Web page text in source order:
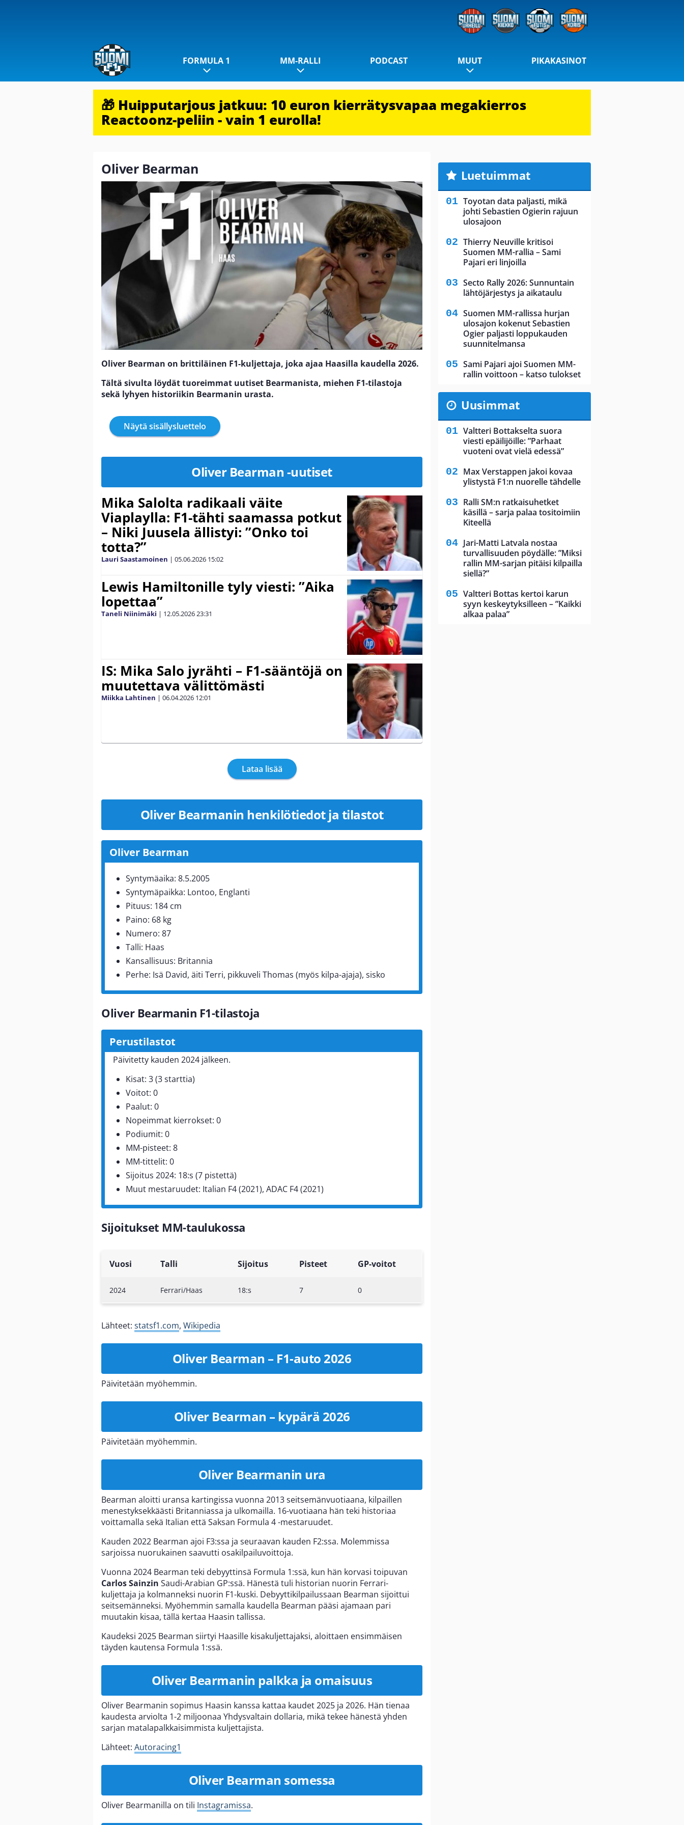
FORMULA 1 MM-RALLI PODCAST MUUT PIKAKASINOT
🎁 Huipputarjous jatkuu: 10 euron kierrätysvapaa megakierros
Reactoonz-peliin - vain 1 eurolla!
Oliver Bearman
Oliver Bearman on brittiläinen F1-kuljettaja, joka ajaa Haasilla kaudella 2026.
Tältä sivulta löydät tuoreimmat uutiset Bearmanista, miehen F1-tilastoja
sekä lyhyen historiikin Bearmanin urasta.
Näytä sisällysluettelo
Oliver Bearman -uutiset
Mika Salolta radikaali väite
Viaplaylla: F1-tähti saamassa potkut
– Niki Juusela ällistyi: ”Onko toi
totta?”
Lauri Saastamoinen | 05.06.2026 15:02
Lewis Hamiltonille tyly viesti: ”Aika
lopettaa”
Taneli Niinimäki | 12.05.202623:31
IS: Mika Salo jyrähti – F1-sääntöjä on
muutettava välittömästi
Miikka Lahtinen | 06.04.2026 12:01
Lataa lisää
Oliver Bearmanin henkilötiedot ja tilastot
Oliver Bearman
Syntymäaika: 8.5.2005
Syntymäpaikka: Lontoo, Englanti
Pituus: 184 cm
Paino: 68 kg
Numero: 87
Talli: Haas
Kansallisuus: Britannia
Perhe: Isä David, äiti Terri, pikkuveli Thomas (myös kilpa-ajaja), sisko
Oliver Bearmanin F1-tilastoja
Perustilastot
Päivitetty kauden 2024 jälkeen.
Kisat: 3 (3 starttia)
Voitot: 0
Paalut: 0
Nopeimmat kierrokset: 0
Podiumit: 0
MM-pisteet: 8
MM-tittelit: 0
Sijoitus 2024: 18:s (7 pistettä)
Muut mestaruudet: Italian F4 (2021), ADAC F4 (2021)
Sijoitukset MM-taulukossa
Vuosi Talli Sijoitus Pisteet GP-voitot
2024 Ferrari/Haas 18:s 7 0
Lähteet: statsf1.com, Wikipedia
Oliver Bearman – F1-auto 2026
Päivitetään myöhemmin.
Oliver Bearman – kypärä 2026
Päivitetään myöhemmin.
Oliver Bearmanin ura
Bearman aloitti uransa kartingissa vuonna 2013 seitsemänvuotiaana, kilpaillen
menestyksekkäästi Britanniassa ja ulkomailla. 16-vuotiaana hän teki historiaa
voittamalla sekä Italian että Saksan Formula 4 -mestaruudet.
Kauden 2022 Bearman ajoi F3:ssa ja seuraavan kauden F2:ssa. Molemmissa
sarjoissa nuorukainen saavutti osakilpailuvoittoja.
Vuonna 2024 Bearman teki debyyttinsä Formula 1:ssä, kun hän korvasi toipuvan
Carlos Sainzin Saudi-Arabian GP:ssä. Hänestä tuli historian nuorin Ferrari-
kuljettaja ja kolmanneksi nuorin F1-kuski. Debyyttikilpailussaan Bearman sijoittui
seitsemänneksi. Myöhemmin samalla kaudella Bearman pääsi ajamaan pari
muutakin kisaa, tällä kertaa Haasin tallissa.
Kaudeksi 2025 Bearman siirtyi Haasille kisakuljettajaksi, aloittaen ensimmäisen
täyden kautensa Formula 1:ssä.
Oliver Bearmanin palkka ja omaisuus
Oliver Bearmanin sopimus Haasin kanssa kattaa kaudet 2025 ja 2026. Hän tienaa
kaudesta arviolta 1-2 miljoonaa Yhdysvaltain dollaria, mikä tekee hänestä yhden
sarjan matalapalkkaisimmista kuljettajista.
Lähteet: Autoracing1
Oliver Bearman somessa
Oliver Bearmanilla on tili Instagramissa.
Luetuimmat
Toyotan data paljasti, mikä
johti Sebastien Ogierin rajuun
ulosajoon
Thierry Neuville kritisoi
Suomen MM-rallia – Sami
Pajari eri linjoilla
Secto Rally 2026: Sunnuntain
lähtöjärjestys ja aikataulu
Suomen MM-rallissa hurjan
ulosajon kokenut Sebastien
Ogier paljasti loppukauden
suunnitelmansa
Sami Pajari ajoi Suomen MM-
rallin voittoon – katso tulokset
Uusimmat
Valtteri Bottakselta suora
viesti epäilijöille: ”Parhaat
vuoteni ovat vielä edessä”
Max Verstappen jakoi kovaa
ylistystä F1:n nuorelle tähdelle
Ralli SM:n ratkaisuhetket
käsillä – sarja palaa tositoimiin
Kiteellä
Jari-Matti Latvala nostaa
turvallisuuden pöydälle: ”Miksi
rallin MM-sarjan pitäisi kilpailla
siellä?”
Valtteri Bottas kertoi karun
syyn keskeytyksilleen – ”Kaikki
alkaa palaa”